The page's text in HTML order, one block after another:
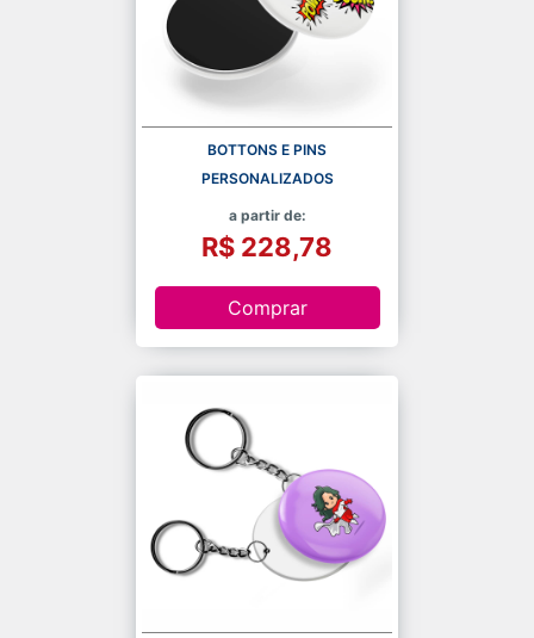
BOTTONS E PINS
PERSONALIZADOS
a partir de:
R$ 228,78
Comprar